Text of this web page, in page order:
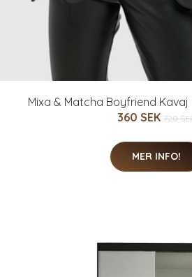
Mixa & Matcha Boyfriend Kavaj
360 SEK 720
MER INFO!